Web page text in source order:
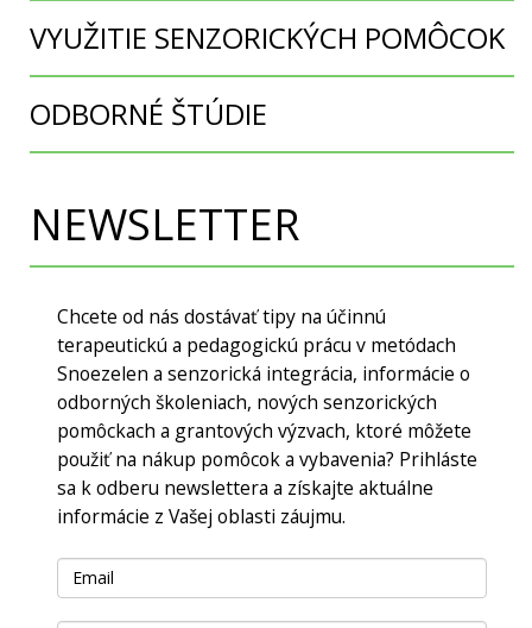
VYUŽITIE SENZORICKÝCH POMÔCOK
ODBORNÉ ŠTÚDIE
NEWSLETTER
Chcete od nás dostávať tipy na účinnú
terapeutickú a pedagogickú prácu v metódach
Snoezelen a senzorická integrácia, informácie o
odborných školeniach, nových senzorických
pomôckach a grantových výzvach, ktoré môžete
použiť na nákup pomôcok a vybavenia? Prihláste
sa k odberu newslettera a získajte aktuálne
informácie z Vašej oblasti záujmu.